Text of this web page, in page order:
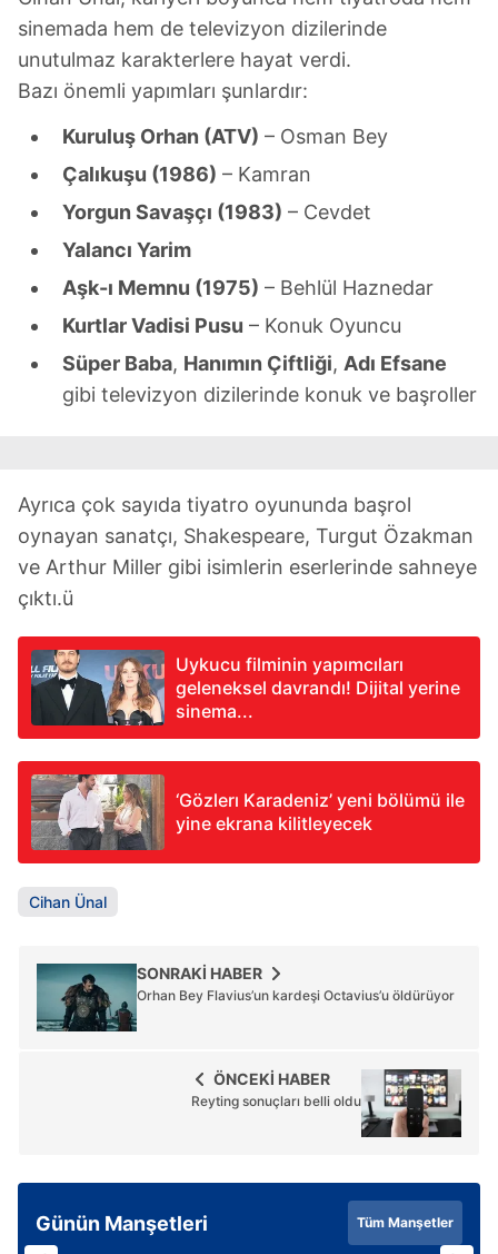
kılınması ve kişiselleştirilmesi ve sizlere yönelik
reklam/pazarlama faaliyetlerinin yapılması, amaçlarıyla
sınırlı olarak açık rızanız dahilinde kullanılacaktır.
Çerezlere ilişkin tercihlerinizi aşağıda yer alan panel
vasıtasıyla belirleyebilirsiniz. Çerezlere ilişkin detaylı bilgi
için Ayarlar butonuna tıklayabilir,Çerez Bilgilendirme
Metnimizi
ziyaret edebilirsiniz.
6698 sayılı Kişisel Verilerin Korunması Kanunu uyarınca
hazırlanmış Aydınlatma Metnimizi okumak ve sitemizde
almak için lütfentıklayınız.
sinemada hem de televizyon dizilerinde
unutulmaz karakterlere hayat verdi.
Bazı önemli yapımları şunlardır:
Kuruluş Orhan (ATV) – Osman Bey
Çalıkuşu (1986) – Kamran
Yorgun Savaşçı (1983) – Cevdet
Yalancı Yarim
Aşk-ı Memnu (1975) – Behlül Haznedar
Kurtlar Vadisi Pusu – Konuk Oyuncu
Süper Baba, Hanımın Çiftliği, Adı Efsane
gibi televizyon dizilerinde konuk ve başroller
Ayrıca çok sayıda tiyatro oyununda başrol
oynayan sanatçı, Shakespeare, Turgut Özakman
ve Arthur Miller gibi isimlerin eserlerinde sahneye
çıktı.ü
Uykucu filminin yapımcıları
geleneksel davrandı! Dijital yerine
sinema...
‘Gözlerı Karadeniz’ yeni bölümü ile
yine ekrana kilitleyecek
Cihan Ünal
SONRAKİ HABER
Orhan Bey Flavius’un kardeşi Octavius’u öldürüyor
ÖNCEKİ HABER
Reyting sonuçları belli oldu
Günün Manşetleri Tüm Manşetler